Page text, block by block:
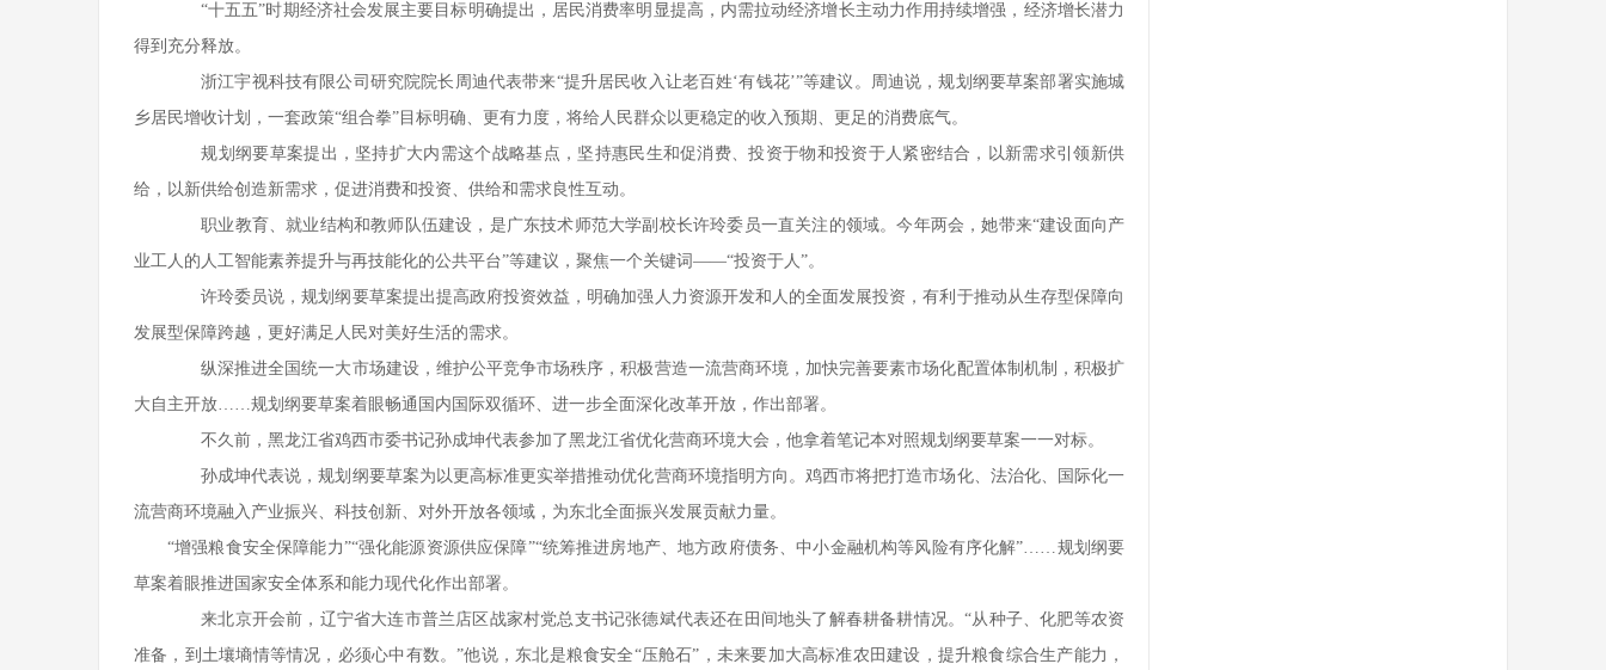
“十五五”时期经济社会发展主要目标明确提出，居民消费率明显提高，内需拉动经济增长主动力作用持续增强，经济增长潜力
得到充分释放。
浙江宇视科技有限公司研究院院长周迪代表带来“提升居民收入让老百姓‘有钱花’”等建议。周迪说，规划纲要草案部署实施城
乡居民增收计划，一套政策“组合拳”目标明确、更有力度，将给人民群众以更稳定的收入预期、更足的消费底气。
规划纲要草案提出，坚持扩大内需这个战略基点，坚持惠民生和促消费、投资于物和投资于人紧密结合，以新需求引领新供
给，以新供给创造新需求，促进消费和投资、供给和需求良性互动。
职业教育、就业结构和教师队伍建设，是广东技术师范大学副校长许玲委员一直关注的领域。今年两会，她带来“建设面向产
业工人的人工智能素养提升与再技能化的公共平台”等建议，聚焦一个关键词——“投资于人”。
许玲委员说，规划纲要草案提出提高政府投资效益，明确加强人力资源开发和人的全面发展投资，有利于推动从生存型保障向
发展型保障跨越，更好满足人民对美好生活的需求。
纵深推进全国统一大市场建设，维护公平竞争市场秩序，积极营造一流营商环境，加快完善要素市场化配置体制机制，积极扩
大自主开放……规划纲要草案着眼畅通国内国际双循环、进一步全面深化改革开放，作出部署。
不久前，黑龙江省鸡西市委书记孙成坤代表参加了黑龙江省优化营商环境大会，他拿着笔记本对照规划纲要草案一一对标。
孙成坤代表说，规划纲要草案为以更高标准更实举措推动优化营商环境指明方向。鸡西市将把打造市场化、法治化、国际化一
流营商环境融入产业振兴、科技创新、对外开放各领域，为东北全面振兴发展贡献力量。
“增强粮食安全保障能力”“强化能源资源供应保障”“统筹推进房地产、地方政府债务、中小金融机构等风险有序化解”……规划纲要
草案着眼推进国家安全体系和能力现代化作出部署。
来北京开会前，辽宁省大连市普兰店区战家村党总支书记张德斌代表还在田间地头了解春耕备耕情况。“从种子、化肥等农资
准备，到土壤墒情等情况，必须心中有数。”他说，东北是粮食安全“压舱石”，未来要加大高标准农田建设，提升粮食综合生产能力，